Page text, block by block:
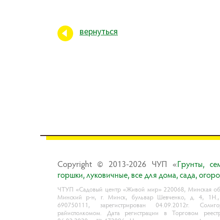
вернуться
Copyright © 2013-2026 ЧУП «Гpyнты,
гopшки, лyкoвичныe, вce для дoмa, caдa,
ЧТУП «Садовый центр «Живой мир» 220068, Минская
Минский р-н, г. Минск, бульвар Шевченко, д. 4,
690750111, зарегистрирован 04.09.2012г.
райисполкомом. Дата регистрации в Торговом